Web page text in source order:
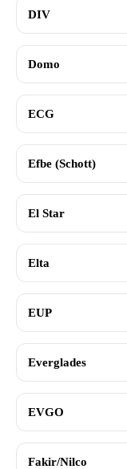
DIV
Domo
ECG
Efbe (Schott)
El Star
Elta
EUP
Everglades
EVGO
Fakir/Nilco